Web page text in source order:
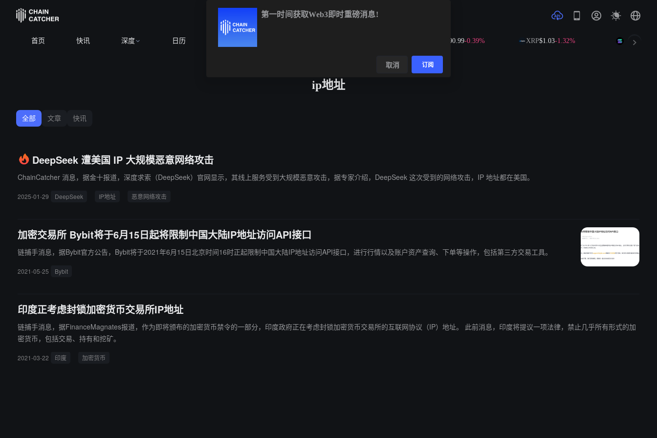
首页 快讯 深度 日历 $590.99-0.39% XRP$1.03-1.32% SOL$73.51
ip地址
全部 文章 快讯
DeepSeek 遭美国 IP 大规模恶意网络攻击
ChainCatcher 消息，据金十报道，深度求索（DeepSeek）官网显示，其线上服务受到大规模恶意攻击，据专家介绍，DeepSeek 这次受到的网络攻击，IP 地址都在美国。
2025-01-29 DeepSeek IP地址 恶意网络攻击
加密交易所 Bybit将于6月15日起将限制中国大陆IP地址访问API接口
链捕手消息，据Bybit官方公告，Bybit将于2021年6月15日北京时间16时正起限制中国大陆IP地址访问API接口，进行行情以及账户资产查询、下单等操作，包括第三方交易工具。
2021-05-25 Bybit
印度正考虑封锁加密货币交易所IP地址
链捕手消息，据FinanceMagnates报道，作为即将颁布的加密货币禁令的一部分，印度政府正在考虑封锁加密货币交易所的互联网协议（IP）地址。 此前消息，印度将提议一项法律，禁止几乎所有形式的加
密货币，包括交易、持有和挖矿。
2021-03-22 印度 加密货币
第一时间获取Web3即时重磅消息!
取消 订阅